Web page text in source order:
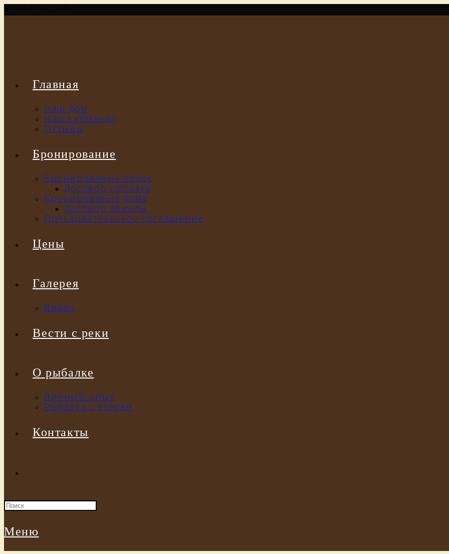
Главная
Наш дом
Наша команда
Отзывы
Бронирование
Бронирование лодок
Договор проката
Бронирование дома
Договор аренды
Пользовательское соглашение
Цены
Галерея
Видео
Вести с реки
О рыбалке
Личный опыт
Рыбалка с егерем
Контакты
Меню